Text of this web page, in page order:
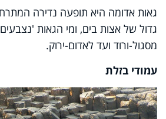
גאות אדומה היא תופעה נדירה
גדול של אצות בים, ומי הגאות
מסגול-ורוד ועד לאדום-ירוק.
עמודי בזלת